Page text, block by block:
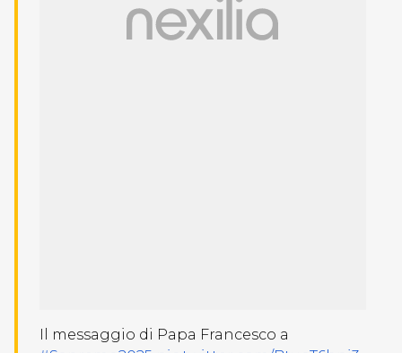
Il messaggio di Papa Francesco a